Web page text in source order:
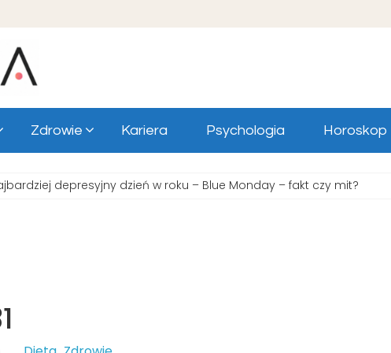
Zdrowie Kariera Psychologia Horoskop
depresyjny dzień w roku – Blue Monday – fakt czy mit?